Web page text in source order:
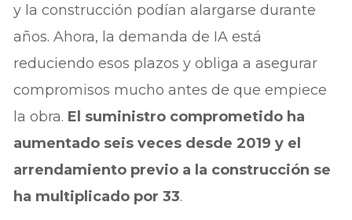
y la construcción podían alargarse durante
años. Ahora, la demanda de IA está
reduciendo esos plazos y obliga a asegurar
compromisos mucho antes de que empiece
la obra. El suministro comprometido ha
aumentado seis veces desde 2019 y el
arrendamiento previo a la construcción se
ha multiplicado por 33.